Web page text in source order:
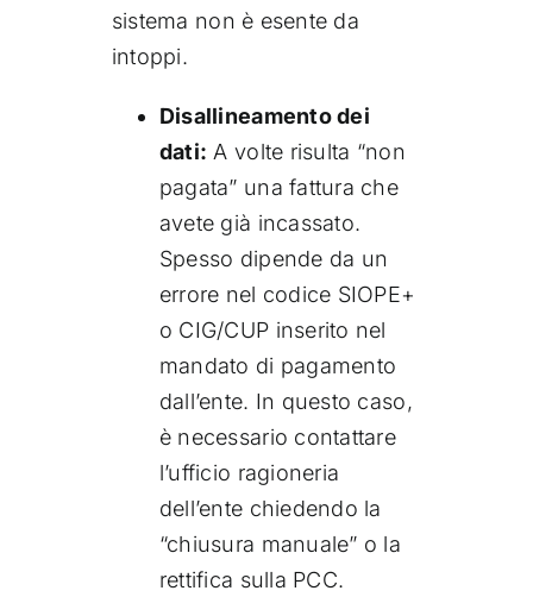
sistema non è esente da
intoppi.
Disallineamento dei
dati: A volte risulta “non
pagata” una fattura che
avete già incassato.
Spesso dipende da un
errore nel codice SIOPE+
o CIG/CUP inserito nel
mandato di pagamento
dall’ente. In questo caso,
è necessario contattare
l’ufficio ragioneria
dell’ente chiedendo la
“chiusura manuale” o la
rettifica sulla PCC.